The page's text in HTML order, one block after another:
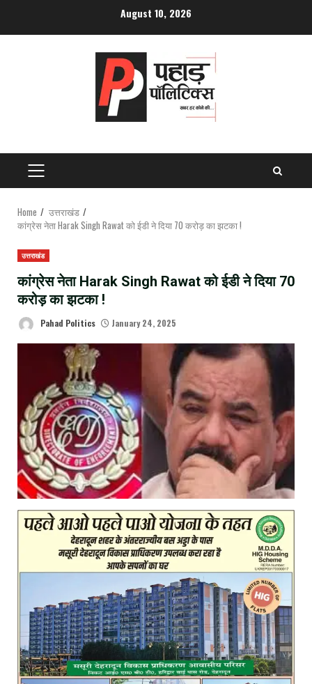
August 10, 2026
PRIMARY
MENU
Home
उत्तराखंड
कांग्रेस नेता Harak Singh Rawat को ईडी ने दिया 70 करोड़ का झटका !
उत्तराखंड
कांग्रेस नेता Harak Singh Rawat को ईडी ने दिया 70
करोड़ का झटका !
Pahad Politics January 24, 2025